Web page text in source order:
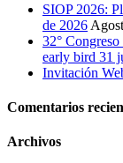
SIOP 2026:
de 2026
32°
early bird 31
Invitación
Comentarios
Archivos